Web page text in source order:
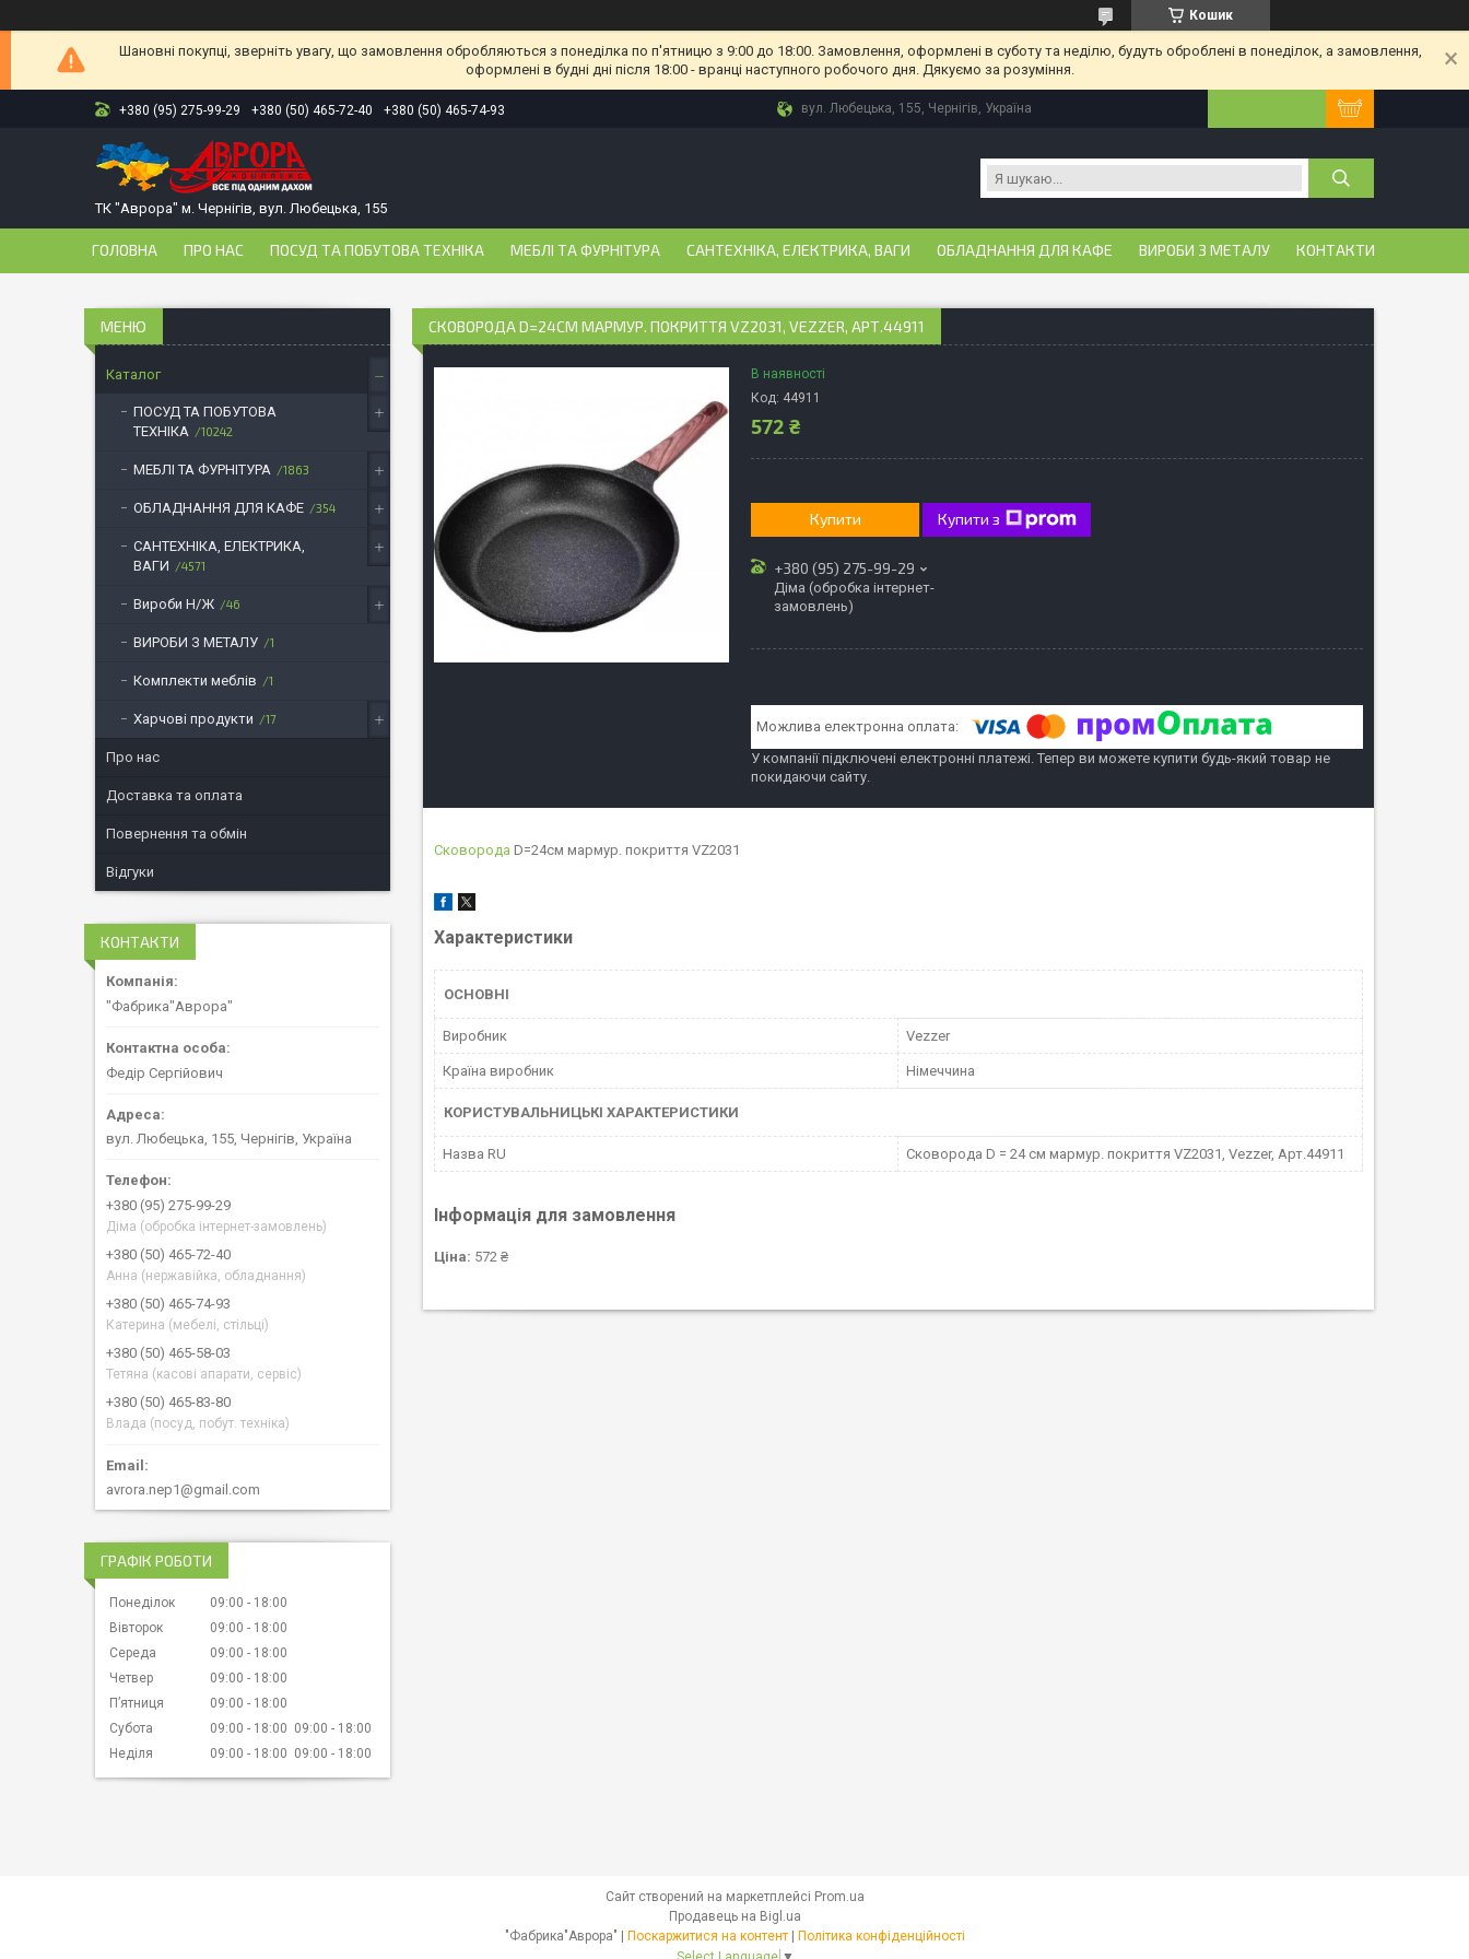
Кошик
Шановні покупці, зверніть увагу, що замовлення обробляються з понеділка по п'ятницю з 9:00 до 18:00. Замовлення, оформлені в суботу та неділю, будуть оброблені в понеділок, а замовлення,
оформлені в будні дні після 18:00 - вранці наступного робочого дня. Дякуємо за розуміння.
+380 (95) 275-99-29 +380 (50) 465-72-40 +380 (50) 465-74-93 вул. Любецька, 155, Чернігів, Україна
ТК "Аврора" м. Чернігів, вул. Любецька, 155
ГОЛОВНА ПРО НАС ПОСУД ТА ПОБУТОВА ТЕХНІКА МЕБЛІ ТА ФУРНІТУРА САНТЕХНІКА, ЕЛЕКТРИКА, ВАГИ ОБЛАДНАННЯ ДЛЯ КАФЕ ВИРОБИ З МЕТАЛУ КОНТАКТИ
СКОВОРОДА D=24СМ МАРМУР. ПОКРИТТЯ VZ2031, VEZZER, АРТ.44911
В наявності
Код: 44911
572 ₴
Купити Купити з
+380 (95) 275-99-29
Діма (обробка інтернет-
замовлень)
У компанії підключені електронні платежі. Тепер ви можете купити будь-який товар не
покидаючи сайту.
Сковорода D=24см мармур. покриття VZ2031
Характеристики
ОСНОВНІ
Виробник Vezzer
Країна виробник Німеччина
КОРИСТУВАЛЬНИЦЬКІ ХАРАКТЕРИСТИКИ
Назва RU Сковорода D = 24 см мармур. покриття VZ2031, Vezzer, Арт.44911
Інформація для замовлення
Ціна: 572 ₴
Каталог
ПОСУД ТА ПОБУТОВА
ТЕХНІКА
10242
МЕБЛІ ТА ФУРНІТУРА 1863
ОБЛАДНАННЯ ДЛЯ КАФЕ 354
САНТЕХНІКА, ЕЛЕКТРИКА,
ВАГИ
4571
Вироби Н/Ж 46
ВИРОБИ З МЕТАЛУ 1
Комплекти меблів 1
Харчові продукти 17
Про нас
Доставка та оплата
Повернення та обмін
Відгуки
КОНТАКТИ
"Фабрика"Аврора"
Федір Сергійович
вул. Любецька, 155, Чернігів, Україна
+380 (95) 275-99-29
Діма (обробка інтернет-замовлень)
+380 (50) 465-72-40
Анна (нержавійка, обладнання)
+380 (50) 465-74-93
Катерина (мебелі, стільці)
+380 (50) 465-58-03
Тетяна (касові апарати, сервіс)
+380 (50) 465-83-80
Влада (посуд, побут. техніка)
avrora.nep1@gmail.com
ГРАФІК РОБОТИ
Понеділок 09:00
18:00
Вівторок
09:00
18:00
Середа
09:00
18:00
Четвер
09:00
18:00
Пʼятниця
09:00
18:00
Субота
09:00 18:00 09:00
18:00
Неділя
09:00 18:00 09:00 18:00
Сайт створений на маркетплейсі Prom.ua
Продавець на Bigl.ua
Поскаржитися на контент
Політика конфіденційності